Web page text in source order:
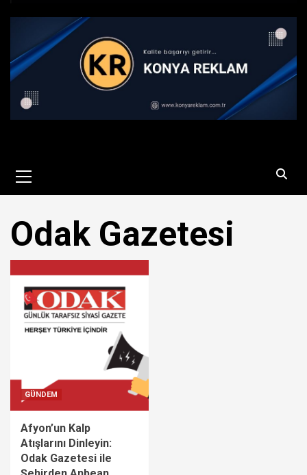
Menu
Odak Gazetesi
GÜNDEM
Afyon’un Kalp
Atışlarını Dinleyin:
Odak Gazetesi ile